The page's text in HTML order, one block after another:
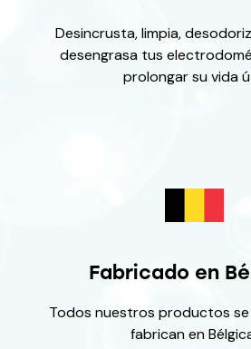
Desincrusta, limpia,
desengrasa tus
prolongar su vida
Fabricado en
Todos nuestros productos
fabrican en